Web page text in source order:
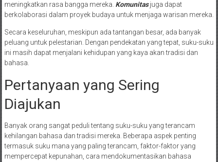
meningkatkan rasa bangga mereka. Komunitasjuga dapat
berkolaborasi dalam proyek budaya untuk menjaga warisan mereka.
Secara keseluruhan, meskipun ada tantangan besar, ada banyak
peluang untuk pelestarian. Dengan pendekatan yang tepat, suku-suku
ini masih dapat menjalani kehidupan yang kaya akan tradisi dan
bahasa.
Pertanyaan yang Sering
Diajukan
Banyak orang sangat peduli tentang suku-suku yang terancam
kehilangan bahasa dan tradisi mereka. Beberapa aspek penting
termasuk suku mana yang paling terancam, faktor-faktor yang
mempercepat kepunahan, cara mendokumentasikan bahasa